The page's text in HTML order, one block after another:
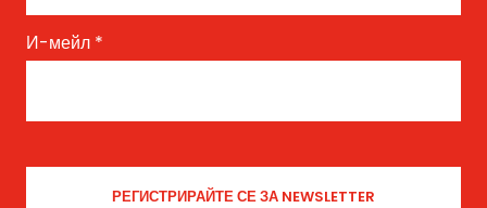
И-мейл *